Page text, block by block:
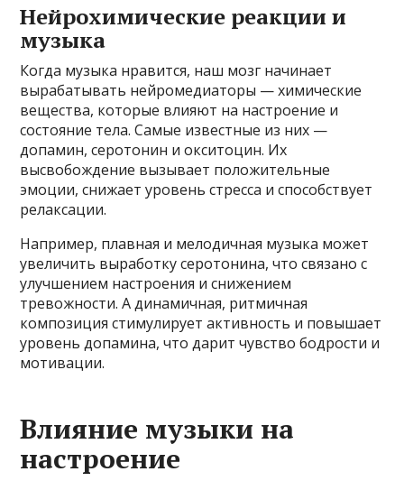
Нейрохимические реакции и
музыка
Когда музыка нравится, наш мозг начинает
вырабатывать нейромедиаторы — химические
вещества, которые влияют на настроение и
состояние тела. Самые известные из них —
допамин, серотонин и окситоцин. Их
высвобождение вызывает положительные
эмоции, снижает уровень стресса и способствует
релаксации.
Например, плавная и мелодичная музыка может
увеличить выработку серотонина, что связано с
улучшением настроения и снижением
тревожности. А динамичная, ритмичная
композиция стимулирует активность и повышает
уровень допамина, что дарит чувство бодрости и
мотивации.
Влияние музыки на
настроение